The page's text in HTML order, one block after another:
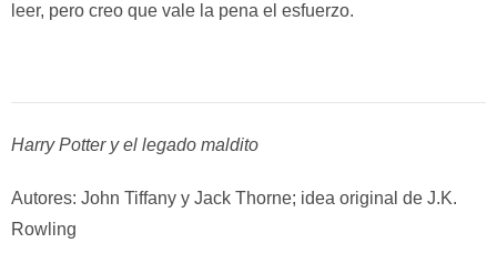
leer, pero creo que vale la pena el esfuerzo.
Harry Potter y el legado maldito
Autores: John Tiffany y Jack Thorne; idea original de J.K.
Rowling